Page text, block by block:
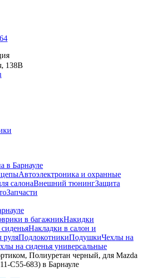
138В
в Барнауле
Автоэлектроника и охранные
салонаВнешний тюнингЗащита
Запчасти
в багажникНакидки
Накладки в салон и
руляПодлокотникиПодушкиЧехлы на
на сиденья универсальные
Полиуретан черный, для Mazda
C55-683) в Барнауле